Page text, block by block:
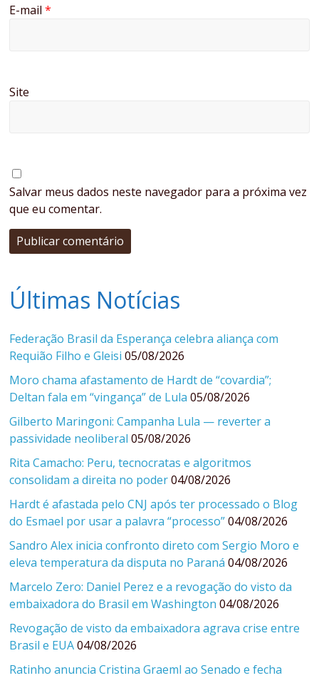
E-mail*
Site
Salvar meus dados neste navegador para a próxima vez
que eu comentar.
Últimas Notícias
Federação Brasil da Esperança celebra aliança com
Requião Filho e Gleisi 05/08/2026
Moro chama afastamento de Hardt de “covardia”;
Deltan fala em “vingança” de Lula 05/08/2026
Gilberto Maringoni: Campanha Lula — reverter a
passividade neoliberal 05/08/2026
Rita Camacho: Peru, tecnocratas e algoritmos
consolidam a direita no poder 04/08/2026
Hardt é afastada pelo CNJ após ter processado o Blog
do Esmael por usar a palavra “processo” 04/08/2026
Sandro Alex inicia confronto direto com Sergio Moro e
eleva temperatura da disputa no Paraná 04/08/2026
Marcelo Zero: Daniel Perez e a revogação do visto da
embaixadora do Brasil em Washington 04/08/2026
Revogação de visto da embaixadora agrava crise entre
Brasil e EUA 04/08/2026
Ratinho anuncia Cristina Graeml ao Senado e fecha